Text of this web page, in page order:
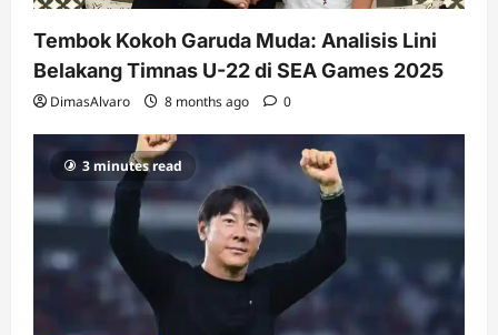
Tembok Kokoh Garuda Muda: Analisis Lini
Belakang Timnas U-22 di SEA Games 2025
DimasAlvaro 8 months ago 0
3 minutes read